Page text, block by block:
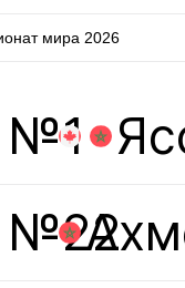
№1
№22